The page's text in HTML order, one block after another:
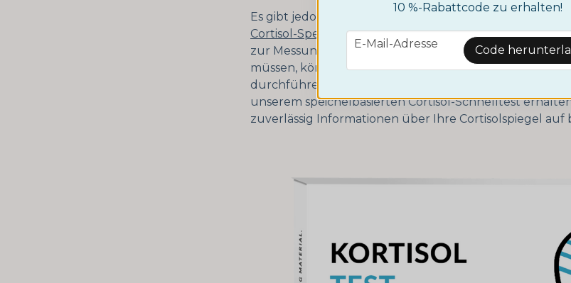
Es gibt jedoch jetzt eine bequeme Alternative bei
Cortisol-Speicheltest. Es handelt sich um eine einfache
zur Messung der Cortisolspiegel. Anstatt eine
müssen, können Sie den Test bequem zu Hause mit
durchführen. Dies erspart Ihnen unangenehme
unserem speichelbasierten Cortisol-Schnelltest
zuverlässig Informationen über Ihre Cortisolspiegel auf
10 %-Rabattcode zu erhalten!
email
E-Mail-Adresse Code